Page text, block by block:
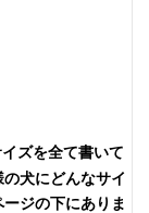
ズを全て書いて
犬にどんなサイ
ジの下にありま